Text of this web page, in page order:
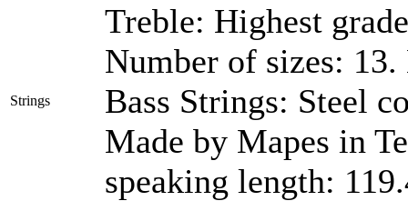
Strings
Treble: Highest
Number of sizes:
Bass Strings: Steel
Made by Mapes in
speaking length: